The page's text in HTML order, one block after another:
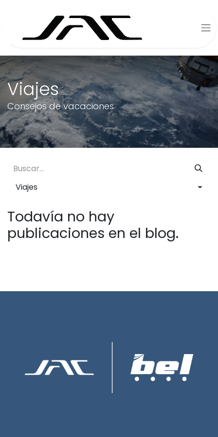
Viajes
Consejos de vacaciones
Viajes
Todavía no hay
publicaciones en el blog.